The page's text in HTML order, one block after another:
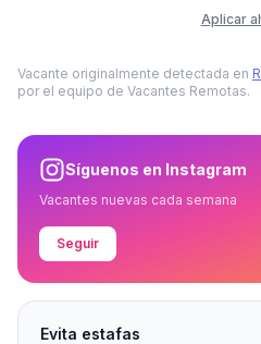
Aplicar
Vacante originalmente detectada en
por el equipo de Vacantes Remotas.
Síguenos en Instagram
Vacantes nuevas cada semana
Seguir
Evita estafas